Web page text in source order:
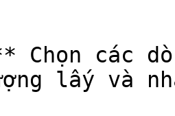
Chọn các
lấy và